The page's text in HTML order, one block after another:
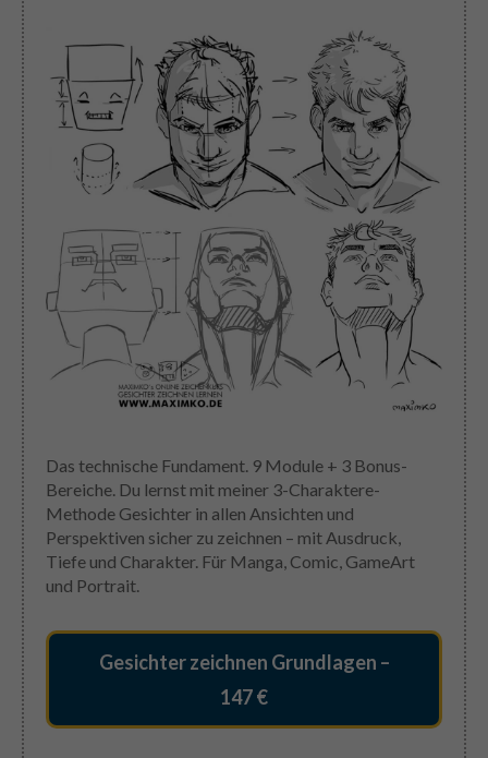
Das technische Fundament. 9 Module + 3 Bonus-
Bereiche. Du lernst mit meiner 3-Charaktere-
Methode Gesichter in allen Ansichten und
Perspektiven sicher zu zeichnen – mit Ausdruck,
Tiefe und Charakter. Für Manga, Comic, GameArt
und Portrait.
Gesichter zeichnen Grundlagen –
147 €